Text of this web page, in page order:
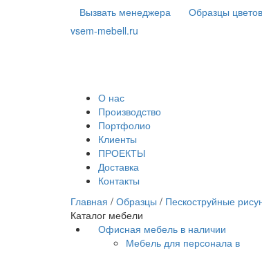
Вызвать менеджера Образцы
vsem-mebell.ru
О нас
Производство
Портфолио
Клиенты
ПРОЕКТЫ
Доставка
Контакты
Главная / Образцы / Пескоструйные
Каталог мебели
Офисная мебель в наличии
Мебель для персонала в